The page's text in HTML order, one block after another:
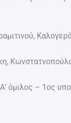
όμιλος – 1ος